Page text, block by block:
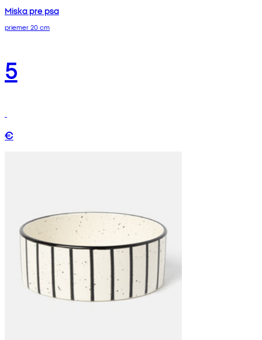
Miska pre psa
priemer 20 cm
5
€